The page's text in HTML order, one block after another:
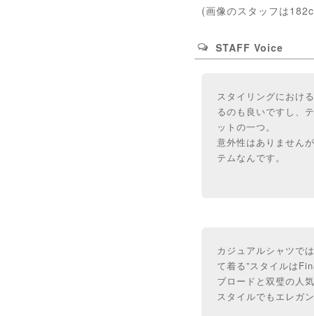
(画像のスタッフは
STAFF Voice
スタイリングにおけ
るのも良いですし、
ットの一つ。
意外性はありません
テムなんです。
カジュアルシャツで
て着る”スタイルは
ブロードと双璧の人
スタイルでもエレガ